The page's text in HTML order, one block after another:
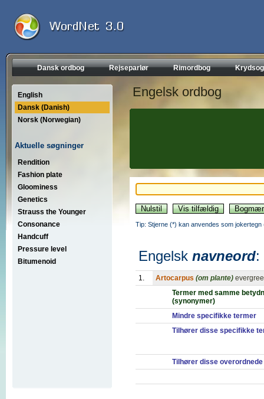
Dansk ordbog Rejseparlør Rimordbog
English
Dansk (Danish)
Norsk (Norwegian)
Aktuelle søgninger
Rendition
Fashion plate
Gloominess
Genetics
Strauss the Younger
Consonance
Handcuff
Pressure level
Bitumenoid
Engelsk ordbog
Tip: Stjerne (*) kan anvendes som
Engelsk navneord:
1. Artocarpus (om plante)
Termer med samme
(synonymer)
Mindre specifikke termer
Tilhører disse specifikke
Tilhører disse